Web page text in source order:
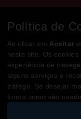
Facebook
Política de
Ao clicar em Aceitar
neste site. Os
experiência de
alguns serviços e
tráfego. Se desejar
forma como são